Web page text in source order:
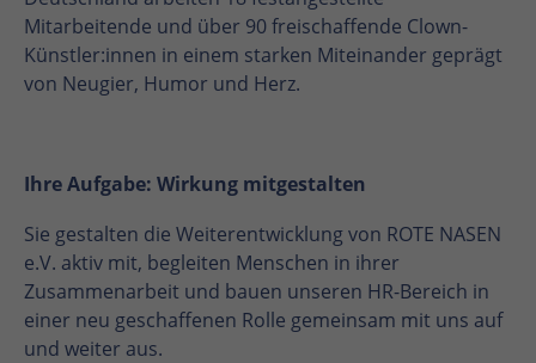
Mitarbeitende und über 90 freischaffende Clown-
Künstler:innen in einem starken Miteinander geprägt
von Neugier, Humor und Herz.
Ihre Aufgabe: Wirkung mitgestalten
Sie gestalten die Weiterentwicklung von ROTE NASEN
e.V. aktiv mit, begleiten Menschen in ihrer
Zusammenarbeit und bauen unseren HR-Bereich in
einer neu geschaffenen Rolle gemeinsam mit uns auf
und weiter aus.